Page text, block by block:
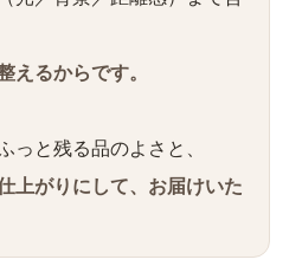
えるからです。
と残る品のよさと、
上がりにして、お届けいた